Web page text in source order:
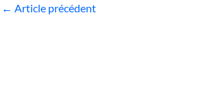
← Article précédent